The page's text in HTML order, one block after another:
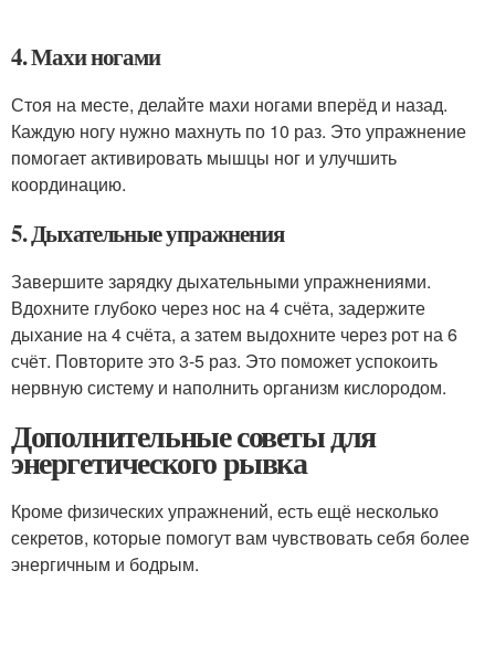
4. Махи ногами
Стоя на месте, делайте махи ногами вперёд и назад.
Каждую ногу нужно махнуть по 10 раз. Это упражнение
помогает активировать мышцы ног и улучшить
координацию.
5. Дыхательные упражнения
Завершите зарядку дыхательными упражнениями.
Вдохните глубоко через нос на 4 счёта, задержите
дыхание на 4 счёта, а затем выдохните через рот на 6
счёт. Повторите это 3-5 раз. Это поможет успокоить
нервную систему и наполнить организм кислородом.
Дополнительные советы для
энергетического рывка
Кроме физических упражнений, есть ещё несколько
секретов, которые помогут вам чувствовать себя более
энергичным и бодрым.